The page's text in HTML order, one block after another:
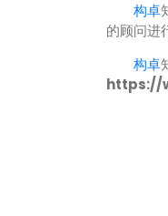
构卓
的顾问进
构卓
https://